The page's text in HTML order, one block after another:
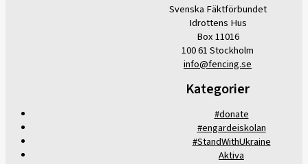
Svenska Fäktförbundet
Idrottens Hus
Box 11016
100 61 Stockholm
info@fencing.se
Kategorier
#donate
#engardeiskolan
#StandWithUkraine
Aktiva